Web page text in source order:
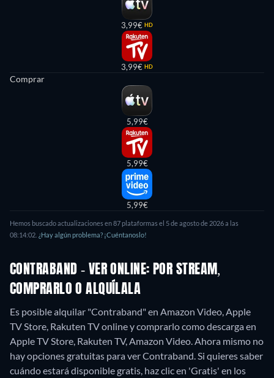
3,99€ HD
3,99€ HD
Comprar
5,99€
5,99€
5,99€
Hemos buscado actualizaciones en87plataformas el 5 de agosto de 2026a las
08:14:02 ¿Hay algún problema? ¡Cuéntanoslo!
CONTRABAND - VER ONLINE: POR STREAM,
COMPRARLO O ALQUÍLALA
Es posible alquilar "Contraband" en Amazon Video, Apple
TV Store, Rakuten TV online y comprarlo como descarga en
Apple TV Store, Rakuten TV, Amazon Video.Ahora mismo no
hay opciones gratuitas para ver Contraband. Si quieres saber
cuándo estará disponible gratis, haz clic en 'Gratis' en los